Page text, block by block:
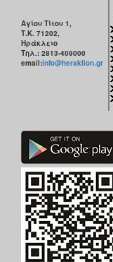
Αγίου Τίτου 1,
Τ.Κ. 71202,
Ηράκλειο
Τηλ.: 2813-409000
email:info@heraklion.gr